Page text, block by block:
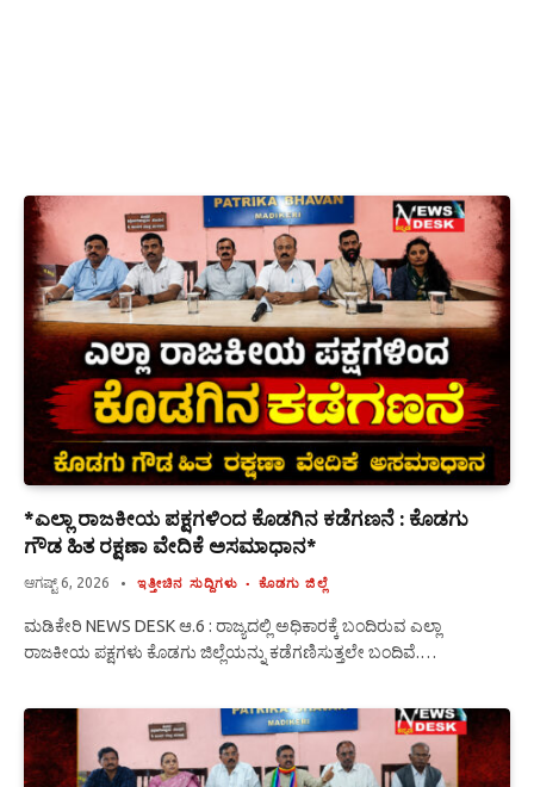
*ಎಲ್ಲಾ ರಾಜಕೀಯ ಪಕ್ಷಗಳಿಂದ ಕೊಡಗಿನ ಕಡೆಗಣನೆ : ಕೊಡಗು
ಗೌಡ ಹಿತ ರಕ್ಷಣಾ ವೇದಿಕೆ ಅಸಮಾಧಾನ*
ಆಗಷ್ಟ್ 6, 2026 ಇತ್ತೀಚಿನ ಸುದ್ದಿಗಳು ಕೊಡಗು ಜಿಲ್ಲೆ
ಮಡಿಕೇರಿ NEWS DESK ಆ.6 : ರಾಜ್ಯದಲ್ಲಿ ಅಧಿಕಾರಕ್ಕೆ ಬಂದಿರುವ ಎಲ್ಲಾ
ರಾಜಕೀಯ ಪಕ್ಷಗಳು ಕೊಡಗು ಜಿಲ್ಲೆಯನ್ನು ಕಡೆಗಣಿಸುತ್ತಲೇ ಬಂದಿವೆ.…